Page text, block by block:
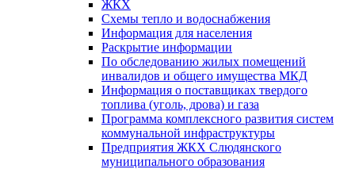
ЖКХ
Схемы тепло и водоснабжения
Информация для населения
Раскрытие информации
По обследованию жилых помещений
инвалидов и общего имущества МКД
Информация о поставщиках твердого
топлива (уголь, дрова) и газа
Программа комплексного развития систем
коммунальной инфраструктуры
Предприятия ЖКХ Слюдянского
муниципального образования